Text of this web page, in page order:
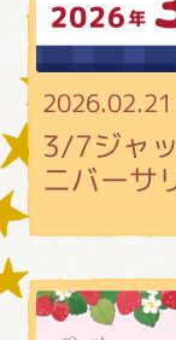
2026.02.21
3/7ジャ
ニバーサ
グッ
ミュ
おた